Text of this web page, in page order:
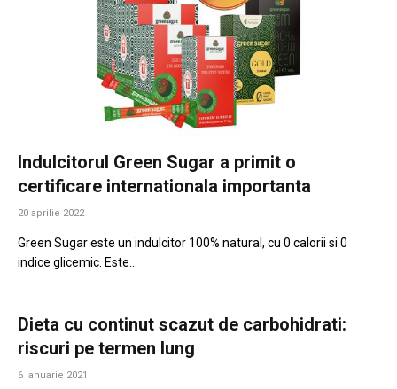
Indulcitorul Green Sugar a primit o
certificare internationala importanta
20 aprilie 2022
Green Sugar este un indulcitor 100% natural, cu 0 calorii si 0
indice glicemic. Este…
Dieta cu continut scazut de carbohidrati:
riscuri pe termen lung
6 ianuarie 2021